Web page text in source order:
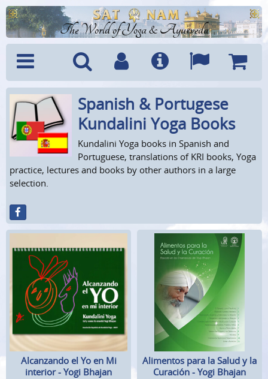
The World of Yoga & Ayurveda
Menu SearchAccountInfo Languages
Cart
Spanish & Portugese
Kundalini Yoga Books
Kundalini Yoga books in Spanish and
Portuguese, translations of KRI books, Yoga
practice, lectures and books by other authors in a large
selection.
Alcanzando el Yo en Mi
interior - Yogi Bhajan
Alimentos para la Salud y la
Curación - Yogi Bhajan